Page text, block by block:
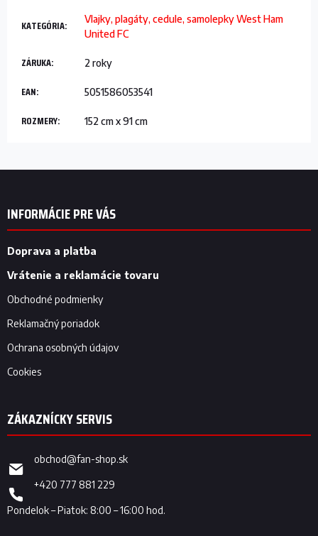
KATEGÓRIA:
Vlajky, plagáty, cedule, samolepky West Ham
United FC
ZÁRUKA: 2 roky
EAN: 5051586053541
ROZMERY: 152 cm x 91 cm
Z
INFORMÁCIE PRE VÁS
Doprava a platba
Vrátenie a reklamácie tovaru
Obchodné podmienky
Reklamačný poriadok
Ochrana osobných údajov
Cookies
obchod@fan-shop.sk
+420 777 881 229